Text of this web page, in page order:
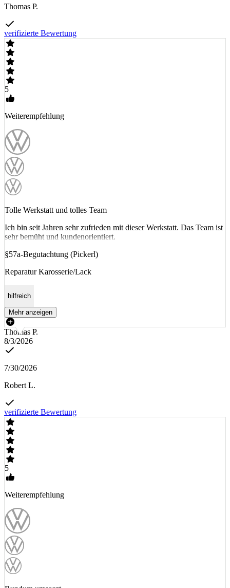
Thomas P.
verifizierte Bewertung
5
Weiterempfehlung
Tolle Werkstatt und tolles Team
Ich bin seit Jahren sehr zufrieden mit dieser Werkstatt. Das Team ist
sehr bemüht und kundenorientiert.
§57a-Begutachtung (Pickerl)
Reparatur Karosserie/Lack
hilfreich
Mehr anzeigen
Thomas P.
8/3/2026
7/30/2026
Robert L.
verifizierte Bewertung
5
Weiterempfehlung